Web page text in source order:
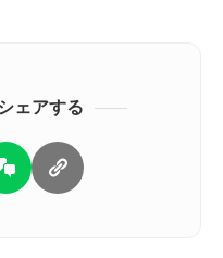
ェアする